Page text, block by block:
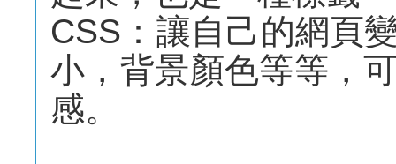
CSS：讓自己的網頁
小，背景顏色等等，
感。